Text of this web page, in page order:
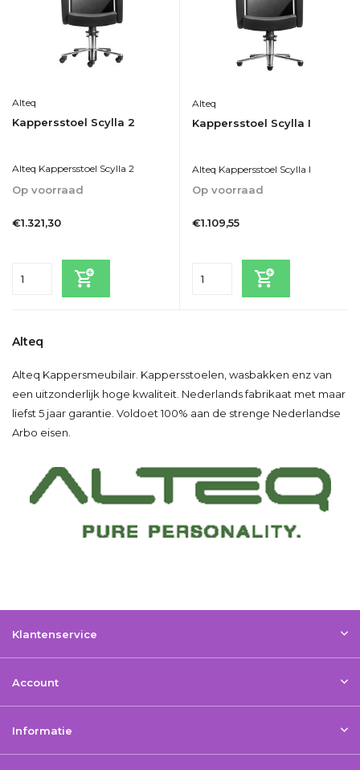
Alteq
Kappersstoel Scylla 2
Alteq Kappersstoel Scylla 2
Op voorraad
€1.321,30
Alteq
Kappersstoel Scylla I
Alteq Kappersstoel Scylla I
Op voorraad
€1.109,55
Alteq
Alteq Kappersmeubilair. Kappersstoelen, wasbakken enz van
een uitzonderlijk hoge kwaliteit. Nederlands fabrikaat met maar
liefst 5 jaar garantie. Voldoet 100% aan de strenge Nederlandse
Arbo eisen.
Klantenservice
Account
Informatie